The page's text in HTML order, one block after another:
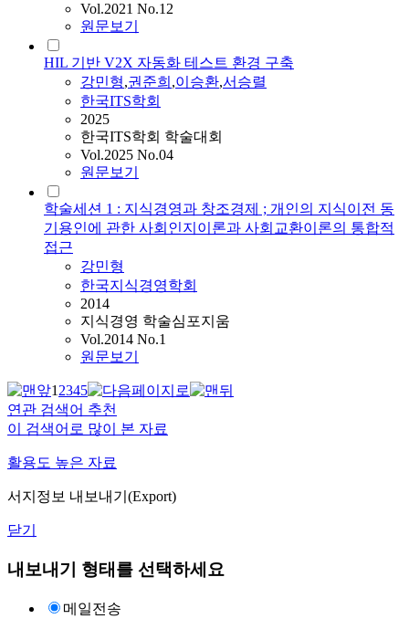
Vol.2021 No.12
원문보기
HIL 기반 V2X 자동화 테스트 환경 구축
강민형,권준희 ,이승환,서승렬
한국ITS학회
2025
한국ITS학회 학술대회
Vol.2025 No.04
원문보기
학술세션 1 : 지식경영과 창조경제 ; 개인의 지식이전 동
기용인에 관한 사회인지이론과 사회교환이론의 통합적
접근
강민형
한국지식경영학회
2014
지식경영 학술심포지움
Vol.2014 No.1
원문보기
12345
연관 검색어 추천
이 검색어로 많이 본 자료
활용도 높은 자료
서지정보 내보내기(Export)
닫기
내보내기 형태를 선택하세요
메일전송